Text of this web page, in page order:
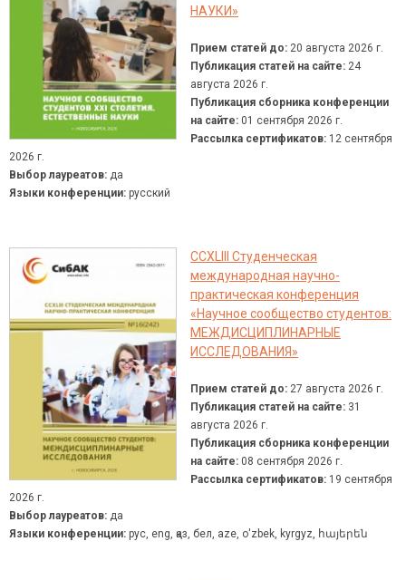
НАУКИ»
Прием статей до: 20 августа 2026 г.
Публикация статей на сайте: 24
августа 2026 г.
Публикация сборника конференции
на сайте: 01 сентября 2026 г.
Рассылка сертификатов: 12 сентября
2026 г.
Выбор лауреатов: да
Языки конференции: русский
CCXLIII Студенческая
международная научно-
практическая конференция
«Научное сообщество студентов:
МЕЖДИСЦИПЛИНАРНЫЕ
ИССЛЕДОВАНИЯ»
Прием статей до: 27 августа 2026 г.
Публикация статей на сайте: 31
августа 2026 г.
Публикация сборника конференции
на сайте: 08 сентября 2026 г.
Рассылка сертификатов: 19 сентября
2026 г.
Выбор лауреатов: да
Языки конференции: рус, eng, қаз, бел, aze, о'zbek, kyrgyz, հայերեն